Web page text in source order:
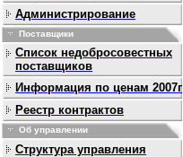
Администрирование
Поставщики
Список недобросовестных
поставщиков
Информация по ценам 2007г
Реестр контрактов
Об управлении
Структура управления